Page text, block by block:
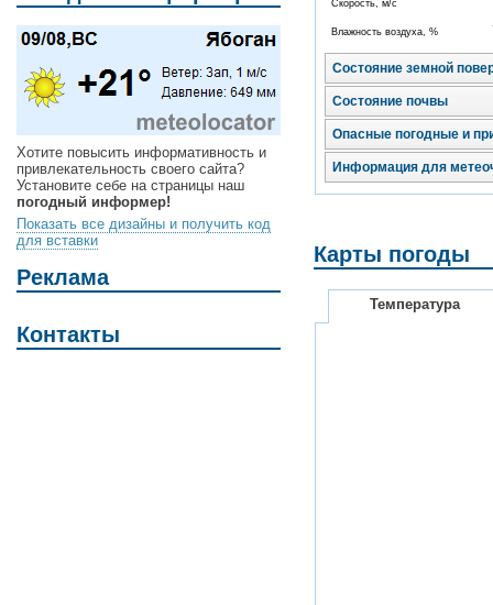
Хотите повысить информативность и
привлекательность своего сайта?
Установите себе на страницы наш
погодный информер!
Показать все дизайны и получить код
для вставки
Реклама
Контакты
Скорость, м/с
Влажность воздуха, %
Состояние земной
Состояние почвы
Опасные погодные и
Информация для
Карты погоды
Температура